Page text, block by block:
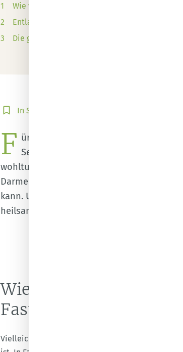
Wie wichtig ist die Darmentleerung beim
Entlastungstage mindestens ebenso wichtig
Die gängigsten Methoden zur Darmentleerung
In
speichern
In Sammlung speichern
F ür mich gehört die Darmentleerung
Seiten einer Fastenkur. Andere
wohltuenden Bestandteil. In diesem
Darmentleerung zugeschrieben werden,
kann. Und was du ergänzend oder sogar
heilsamen Prozesse des Fastens optimal
Wie wichtig ist die
Fasten?
Vielleicht hast du dir schon einmal die Frage